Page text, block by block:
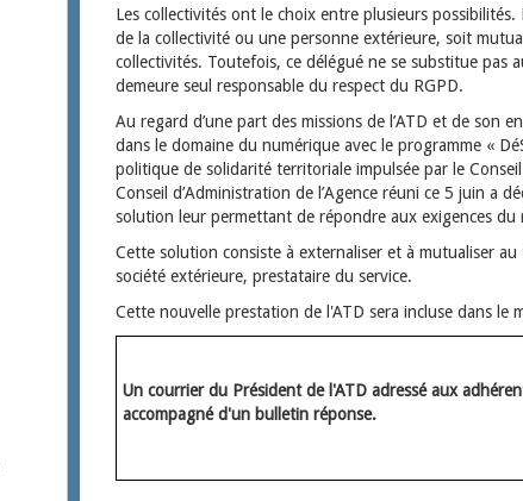
Les collectivités ont le choix entre plusieurs
de la collectivité ou une personne extérieure, soit
collectivités. Toutefois, ce délégué ne se substitue pas
demeure seul responsable du respect du RGPD.
Au regard d’une part des missions de l’ATD et de son
dans le domaine du numérique avec le programme «
politique de solidarité territoriale impulsée par le
Conseil d’Administration de l’Agence réuni ce 5 juin a
solution leur permettant de répondre aux exigences du
Cette solution consiste à externaliser et à mutualiser au
société extérieure, prestataire du service.
Cette nouvelle prestation de l'ATD sera incluse dans le
Un courrier du Président de l'ATD adressé aux
accompagné d'un bulletin réponse.